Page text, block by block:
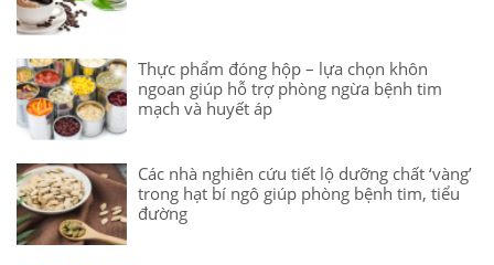
Thực phẩm đóng hộp – lựa chọn khôn
ngoan giúp hỗ trợ phòng ngừa bệnh tim
mạch và huyết áp
Các nhà nghiên cứu tiết lộ dưỡng chất ‘vàng’
trong hạt bí ngô giúp phòng bệnh tim, tiểu
đường